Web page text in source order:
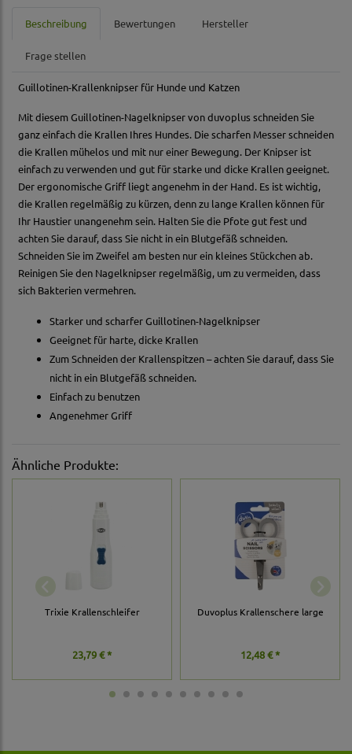
Beschreibung Bewertungen Hersteller
Frage stellen
Guillotinen-Krallenknipser für Hunde und Katzen
Mit diesem Guillotinen-Nagelknipser von duvoplus schneiden Sie
ganz einfach die Krallen Ihres Hundes. Die scharfen Messer schneiden
die Krallen mühelos und mit nur einer Bewegung. Der Knipser ist
einfach zu verwenden und gut für starke und dicke Krallen geeignet.
Der ergonomische Griff liegt angenehm in der Hand. Es ist wichtig,
die Krallen regelmäßig zu kürzen, denn zu lange Krallen können für
Ihr Haustier unangenehm sein. Halten Sie die Pfote gut fest und
achten Sie darauf, dass Sie nicht in ein Blutgefäß schneiden.
Schneiden Sie im Zweifel am besten nur ein kleines Stückchen ab.
Reinigen Sie den Nagelknipser regelmäßig, um zu vermeiden, dass
sich Bakterien vermehren.
Starker und scharfer Guillotinen-Nagelknipser
Geeignet für harte, dicke Krallen
Zum Schneiden der Krallenspitzen – achten Sie darauf, dass Sie
nicht in ein Blutgefäß schneiden.
Einfach zu benutzen
Angenehmer Griff
Ähnliche Produkte:
Trixie Krallenschleifer
23,79 € *
Duvoplus Krallenschere large
12,48 € *